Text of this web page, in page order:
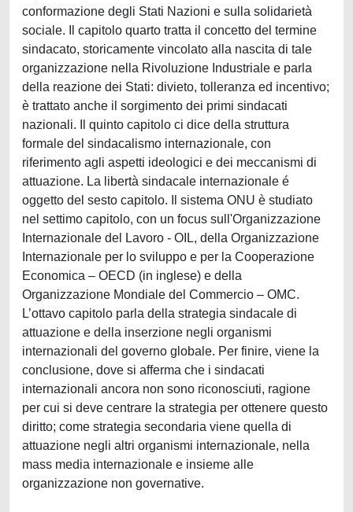
conformazione degli Stati Nazioni e sulla solidarietà
sociale. Il capitolo quarto tratta il concetto del termine
sindacato, storicamente vincolato alla nascita di tale
organizzazione nella Rivoluzione Industriale e parla
della reazione dei Stati: divieto, tolleranza ed incentivo;
è trattato anche il sorgimento dei primi sindacati
nazionali. Il quinto capitolo ci dice della struttura
formale del sindacalismo internazionale, con
riferimento agli aspetti ideologici e dei meccanismi di
attuazione. La libertà sindacale internazionale é
oggetto del sesto capitolo. Il sistema ONU è studiato
nel settimo capitolo, con un focus sull'Organizzazione
Internazionale del Lavoro - OIL, della Organizzazione
Internazionale per lo sviluppo e per la Cooperazione
Economica – OECD (in inglese) e della
Organizzazione Mondiale del Commercio – OMC.
L’ottavo capitolo parla della strategia sindacale di
attuazione e della inserzione negli organismi
internazionali del governo globale. Per finire, viene la
conclusione, dove si afferma che i sindacati
internazionali ancora non sono riconosciuti, ragione
per cui si deve centrare la strategia per ottenere questo
diritto; come strategia secondaria viene quella di
attuazione negli altri organismi internazionale, nella
mass media internazionale e insieme alle
organizzazione non governative.